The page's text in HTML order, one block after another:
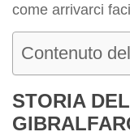
come arrivarci
Contenuto
STORIA